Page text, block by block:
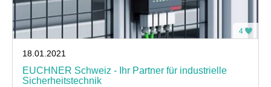
4
18.01.2021
EUCHNER Schweiz - Ihr Partner für industrielle
Sicherheitstechnik